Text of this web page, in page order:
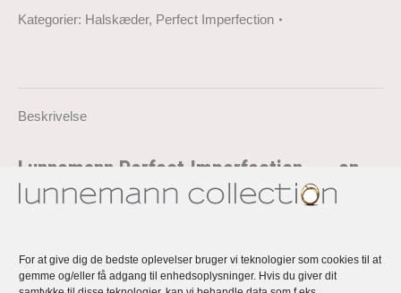
For at give dig de bedste oplevelser bruger vi teknologier som cookies til at
gemme og/eller få adgang til enhedsoplysninger. Hvis du giver dit
med
antal
Kategorier: Halskæder, Perfect Imperfection
Beskrivelse
Lunnemann Perfect Imperfection… – en
kollektion af håndlavede, eksklusive,
Rikke Lunnemanns smykker er håndlavede, eksklusive,
unikke og alle personlige med en fortælling og et budskab.